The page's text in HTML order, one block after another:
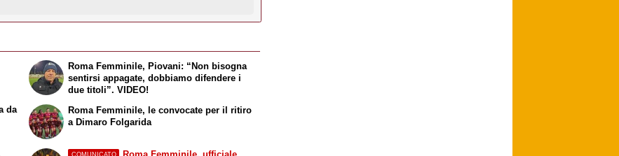
da
Roma Femminile, Piovani: “Non bisogna
sentirsi appagate, dobbiamo difendere i
due titoli”. VIDEO!
Roma Femminile, le convocate per il ritiro
a Dimaro Folgarida
COMUNICATO